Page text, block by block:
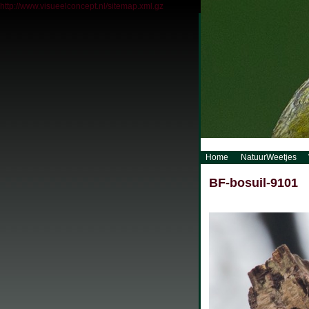
http://www.visueelconcept.nl/sitemap.xml.gz
Home NatuurWeetjes
BF-bosuil-9101